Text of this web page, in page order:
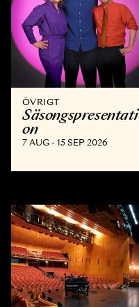
ÖVRIGT
Säsongspresentati
on
7 AUG - 15 SEP 2026